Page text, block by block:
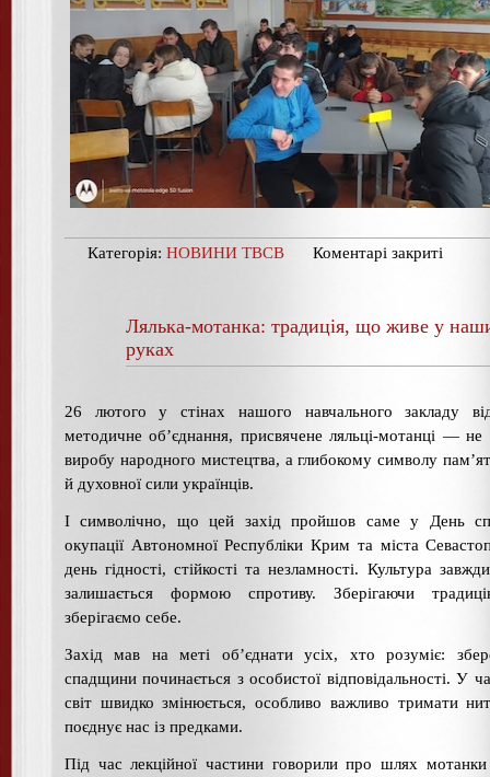
Категорія: НОВИНИ ТВСВ Коментарі закриті
Лялька-мотанка: традиція, що живе у
руках
26 лютого у стінах нашого навчального закладу
методичне об’єднання, присвячене ляльці-мотанці — не
виробу народного мистецтва, а глибокому символу
й духовної сили українців.
І символічно, що цей захід пройшов саме у День
окупації Автономної Республіки Крим та міста
день гідності, стійкості та незламності. Культура
залишається формою спротиву. Зберігаючи
зберігаємо себе.
Захід мав на меті об’єднати усіх, хто розуміє:
спадщини починається з особистої відповідальності. У
світ швидко змінюється, особливо важливо тримати
поєднує нас із предками.
Під час лекційної частини говорили про шлях